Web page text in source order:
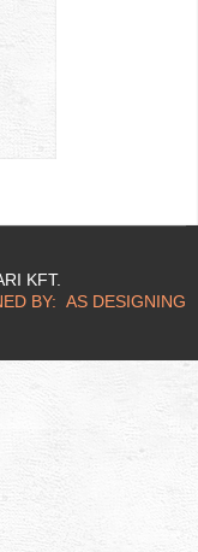
KFT.
BY: AS DESIGNING